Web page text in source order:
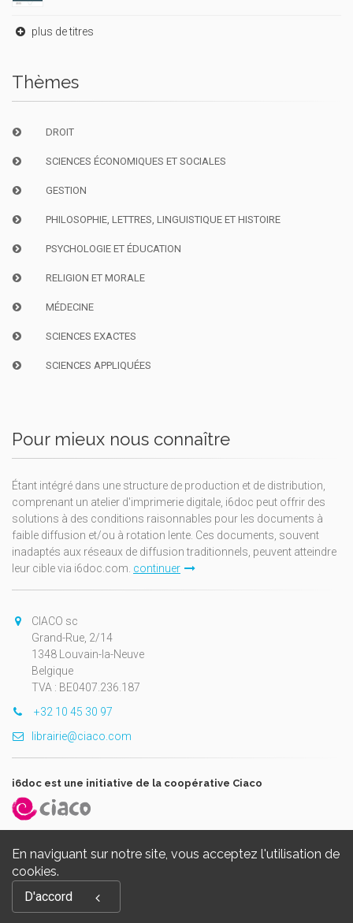
En naviguant sur notre site, vous acceptez l'utilisation de
cookies.
D'accord
plus de titres
Thèmes
DROIT
SCIENCES ÉCONOMIQUES ET SOCIALES
GESTION
PHILOSOPHIE, LETTRES, LINGUISTIQUE ET HISTOIRE
PSYCHOLOGIE ET ÉDUCATION
RELIGION ET MORALE
MÉDECINE
SCIENCES EXACTES
SCIENCES APPLIQUÉES
Pour mieux nous connaître
Étant intégré dans une structure de production et de distribution,
comprenant un atelier d'imprimerie digitale, i6doc peut offrir des
solutions à des conditions raisonnables pour les documents à
faible diffusion et/ou à rotation lente. Ces documents, souvent
inadaptés aux réseaux de diffusion traditionnels, peuvent atteindre
leur cible via i6doc.com. continuer
CIACO sc
Grand-Rue, 2/14
1348 Louvain-la-Neuve
Belgique
TVA : BE0407.236.187
+32 10 45 30 97
librairie@ciaco.com
i6doc est une initiative de la coopérative Ciaco